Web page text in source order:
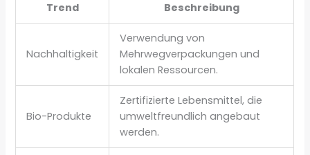
Trend Beschreibung
Nachhaltigkeit
Verwendung von
Mehrwegverpackungen und
lokalen Ressourcen.
Bio-Produkte
Zertifizierte Lebensmittel, die
umweltfreundlich angebaut
werden.